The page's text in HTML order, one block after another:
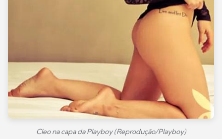
Cleo na capa da Playboy (Reprodução/Playboy)